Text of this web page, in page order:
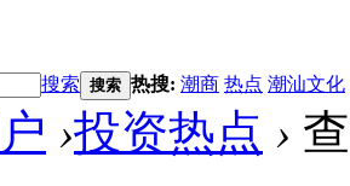
搜索 搜索 热搜: 潮商 热点 潮汕文化
›投资热点 ›